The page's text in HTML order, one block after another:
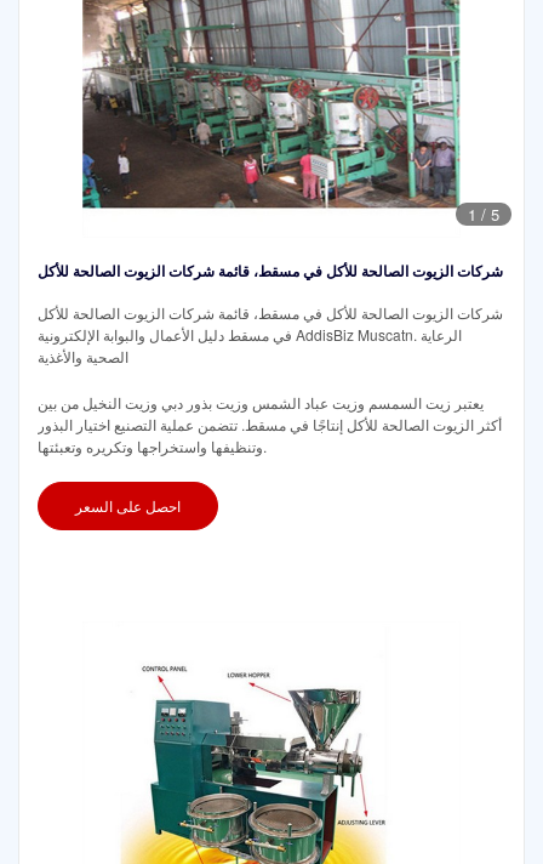
1 / 5
شركات الزيوت الصالحة للأكل في مسقط، قائمة شركات الزيوت الصالحة للأكل
شركات الزيوت الصالحة للأكل في مسقط، قائمة شركات الزيوت الصالحة للأكل
في مسقط دليل الأعمال والبوابة الإلكترونية AddisBiz Muscatn. الرعاية
الصحية والأغذية
يعتبر زيت السمسم وزيت عباد الشمس وزيت بذور دبي وزيت النخيل من بين
أكثر الزيوت الصالحة للأكل إنتاجًا في مسقط. تتضمن عملية التصنيع اختيار البذور
وتنظيفها واستخراجها وتكريره وتعبئتها.
احصل على السعر